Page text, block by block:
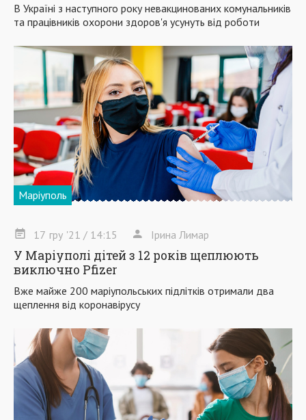
В Україні з наступного року невакцинованих комунальників
та працівників охорони здоров'я усунуть від роботи
Маріуполь
17 гру '21 / 14:15 Ірина Лимар
У Маріуполі дітей з 12 років щеплюють
виключно Pfizer
Вже майже 200 маріупольських підлітків отримали два
щеплення від коронавірусу